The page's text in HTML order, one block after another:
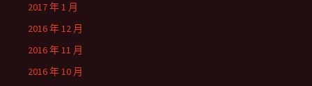
2017 年 1 月
2016 年 12 月
2016 年 11 月
2016 年 10 月